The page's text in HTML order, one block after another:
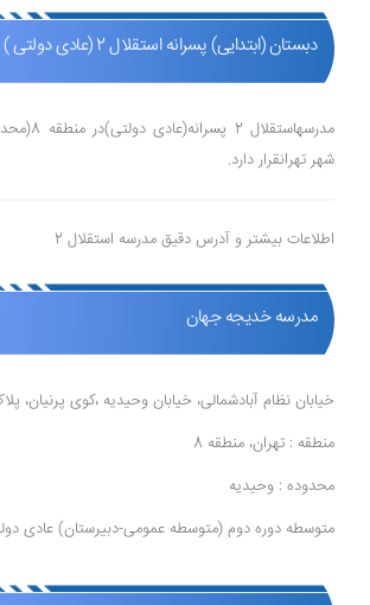
دبستان (ابتدایی) پسرانه استقلال 2 (عادی دولتی )
شهر تهرانقرار دارد.
اطلاعات بیشتر و آدرس دقیق مدرسه استقلال 2
مدرسه خدیجه جهان
خیابان نظام آبادشمالی، خیابان وحیدیه ،کوی پرنیان،
منطقه : تهران، منطقه 8
محدوده : وحیدیه
متوسطه دوره دوم (متوسطه عمومی-دبیرستان) عادی